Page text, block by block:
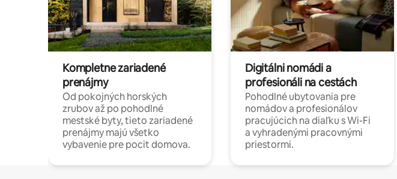
Kompletne zariadené
prenájmy
Od pokojných horských
zrubov až po pohodlné
mestské byty, tieto zariadené
prenájmy majú všetko
vybavenie pre pocit domova.
Digitálni nomádi a
profesionáli na cestách
Pohodlné ubytovania pre
nomádov a profesionálov
pracujúcich na diaľku s Wi-Fi
a vyhradenými pracovnými
priestormi.